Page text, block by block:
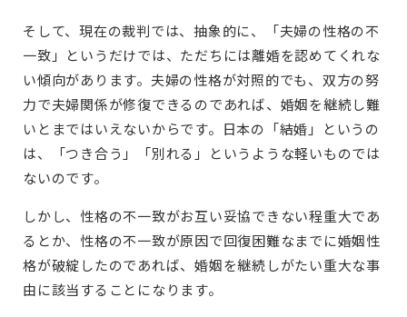
そして、現在の裁判では、抽象的に、「夫婦の性格の不
一致」というだけでは、ただちには離婚を認めてくれな
い傾向があります。夫婦の性格が対照的でも、双方の努
力で夫婦関係が修復できるのであれば、婚姻を継続し難
いとまではいえないからです。日本の「結婚」というの
は、「つき合う」「別れる」というような軽いものでは
ないのです。
しかし、性格の不一致がお互い妥協できない程重大であ
るとか、性格の不一致が原因で回復困難なまでに婚姻性
格が破綻したのであれば、婚姻を継続しがたい重大な事
由に該当することになります。